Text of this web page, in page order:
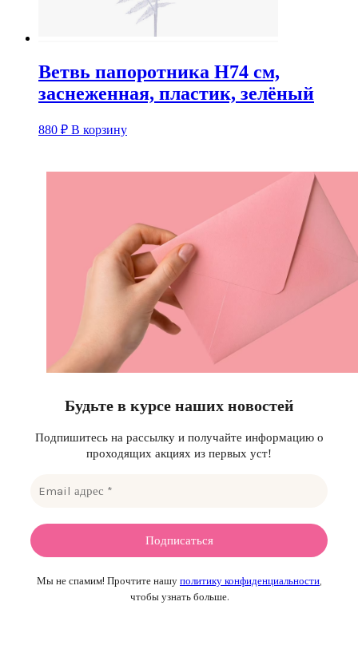
Ветвь папоротника H74 см,
заснеженная, пластик, зелёный
880 ₽ В корзину
Будьте в курсе наших новостей
Подпишитесь на рассылку и получайте информацию о
проходящих акциях из первых уст!
Мы не спамим! Прочтите нашу политику конфиденциальности
чтобы узнать больше.